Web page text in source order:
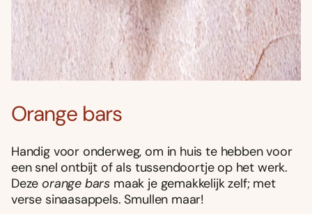
Orange bars
Handig voor onderweg, om in huis te hebben voor
een snel ontbijt of als tussendoortje op het werk.
Dezeorange bars maak je gemakkelijk zelf; met
verse sinaasappels. Smullen maar!